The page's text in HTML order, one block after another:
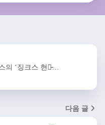
의 ‘징크스 현상̵…
다음 글